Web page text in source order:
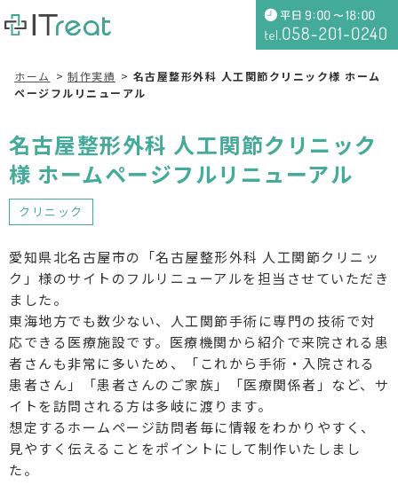
ホーム 制作実績
名古屋整形外科 人工関節クリニック様 ホーム
ページフルリニューアル
名古屋整形外科 人工関節クリニック
様 ホームページフルリニューアル
クリニック
愛知県北名古屋市の「名古屋整形外科 人工関節クリニッ
ク」様のサイトのフルリニューアルを担当させていただき
ました。
東海地方でも数少ない、人工関節手術に専門の技術で対
応できる医療施設です。医療機関から紹介で来院される患
者さんも非常に多いため、「これから手術・入院される
患者さん」「患者さんのご家族」「医療関係者」など、サ
イトを訪問される方は多岐に渡ります。
想定するホームページ訪問者毎に情報をわかりやすく、
見やすく伝えることをポイントにして制作いたしまし
た。